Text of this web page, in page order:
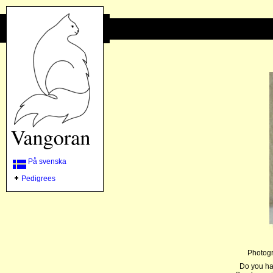
På svenska
Pedigrees
Do you